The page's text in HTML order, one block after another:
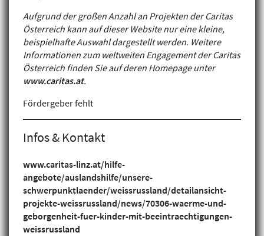
Klimagerechtigkeit
Aufgrund der großen Anzahl an Projekten der Caritas
Österreich kann auf dieser Website nur eine kleine,
beispielhafte Auswahl dargestellt werden. Weitere
Informationen zum weltweiten Engagement der Caritas
Österreich finden Sie auf deren Homepage unter
www.caritas.at.
Fördergeber fehlt
Infos & Kontakt
www.caritas-linz.at/hilfe-
angebote/auslandshilfe/unsere-
schwerpunktlaender/weissrussland/detailansicht-
projekte-weissrussland/news/70306-waerme-und-
geborgenheit-fuer-kinder-mit-beeintraechtigungen-
weissrussland